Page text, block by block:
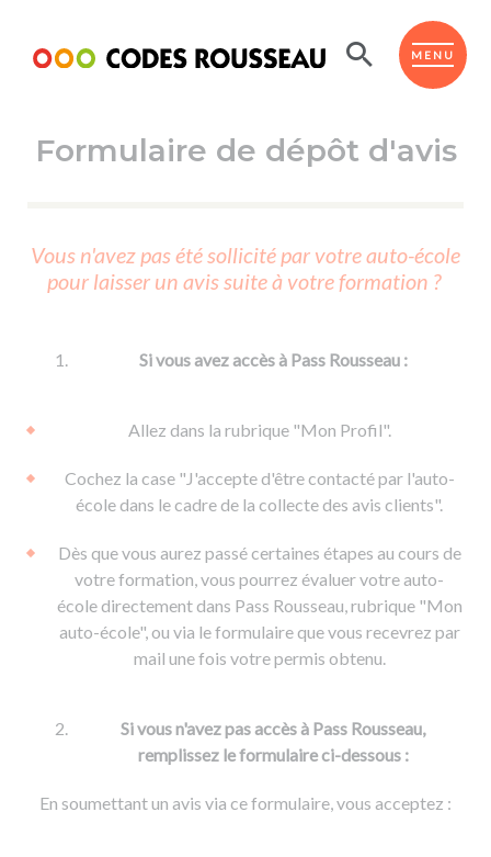
MENU
ESPACE ÉLÈVE
Code de la route
Passer l'ASSR
Réviser le code
Passer l'ETM
Permis voiture
Permis remorque
Permis & handicap
d'apprentissage
De la conduite en voiture
De la conduite à moto
Voir tous les supports
Formations pro.
Permis poids lourd
Formation FCO
Formation CACES
Devenir enseignant de la conduite
Ressources
Formulaire de dépôt d'avis
Vous n'avez pas été sollicité par votre auto-école
pour laisser un avis suite à votre formation ?
Si vous avez accès à Pass Rousseau :
Allez dans la rubrique "Mon Profil".
Cochez la case "J'accepte d'être contacté par l'auto-
école dans le cadre de la collecte des avis clients".
Dès que vous aurez passé certaines étapes au cours de
votre formation, vous pourrez évaluer votre auto-
école directement dans Pass Rousseau, rubrique "Mon
auto-école", ou via le formulaire que vous recevrez par
mail une fois votre permis obtenu.
Si vous n'avez pas accès à Pass Rousseau,
remplissez le formulaire ci-dessous :
En soumettant un avis via ce formulaire, vous acceptez :